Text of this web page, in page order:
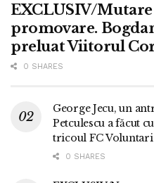
EXCLUSIV/
promovare.
preluat Viitorul
0 SHARES
George Jecu, un
Petculescu a făcut
tricoul FC Voluntari
0 SHARES